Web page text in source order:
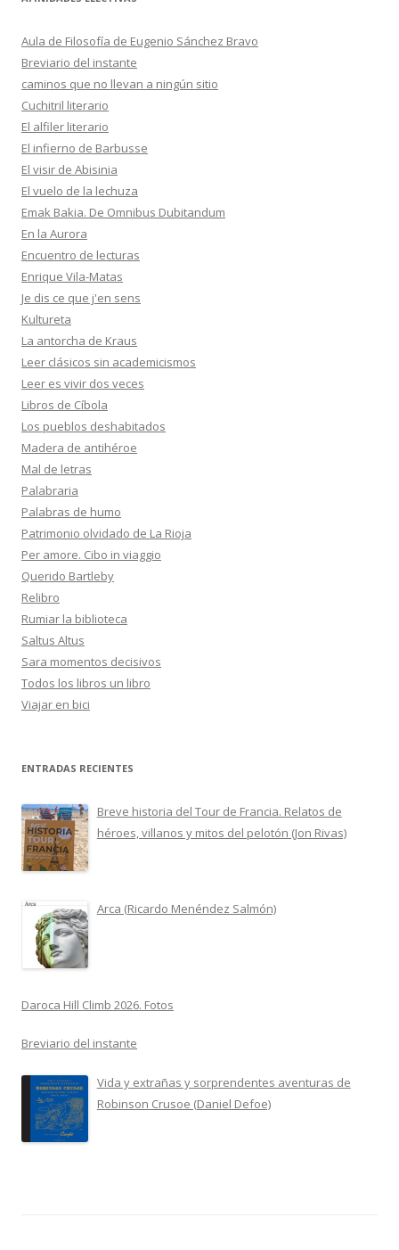
Aula de Filosofía de Eugenio Sánchez Bravo
Breviario del instante
caminos que no llevan a ningún sitio
Cuchitril literario
El alfiler literario
El infierno de Barbusse
El visir de Abisinia
El vuelo de la lechuza
Emak Bakia. De Omnibus Dubitandum
En la Aurora
Encuentro de lecturas
Enrique Vila-Matas
Je dis ce que j'en sens
Kultureta
La antorcha de Kraus
Leer clásicos sin academicismos
Leer es vivir dos veces
Libros de Cíbola
Los pueblos deshabitados
Madera de antihéroe
Mal de letras
Palabraria
Palabras de humo
Patrimonio olvidado de La Rioja
Per amore. Cibo in viaggio
Querido Bartleby
Relibro
Rumiar la biblioteca
Saltus Altus
Sara momentos decisivos
Todos los libros un libro
Viajar en bici
ENTRADAS RECIENTES
Breve historia del Tour de Francia. Relatos de
héroes, villanos y mitos del pelotón (Jon Rivas)
Arca (Ricardo Menéndez Salmón)
Daroca Hill Climb 2026. Fotos
Breviario del instante
Vida y extrañas y sorprendentes aventuras de
Robinson Crusoe (Daniel Defoe)